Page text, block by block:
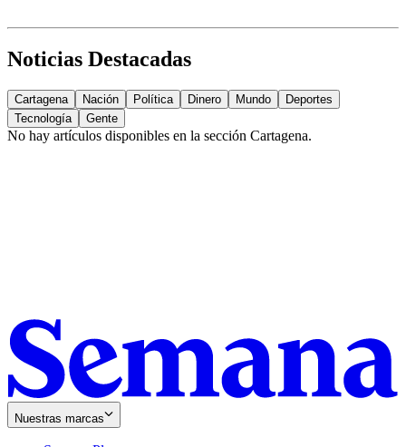
Noticias Destacadas
Cartagena Nación Política Dinero Mundo
Deportes
Tecnología
Gente
No hay artículos disponibles en la sección Cartagena.
Nuestras marcas